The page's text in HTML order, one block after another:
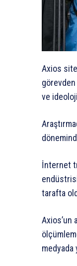
Axios
görevden
ve
İnternet
tarafta
Axios’un
medyada